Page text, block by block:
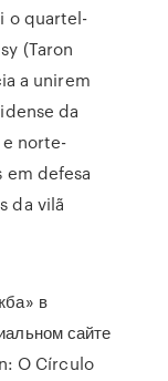
o quartel-
(Taron
a unirem
da
norte-
em defesa
da vilã
в
сайте
O Círculo